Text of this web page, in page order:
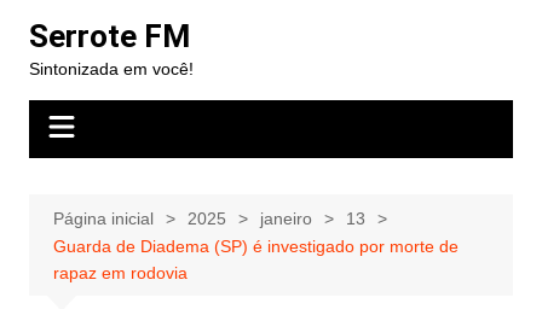
para
conteúdo
Serrote FM
Sintonizada em você!
Página inicial 2025 janeiro
13
Guarda de Diadema (SP) é investigado por morte de
rapaz em rodovia